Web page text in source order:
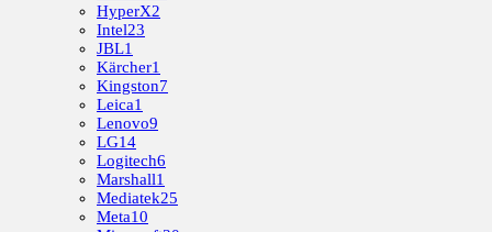
HyperX2
Intel23
JBL1
Kärcher1
Kingston7
Leica1
Lenovo9
LG14
Logitech6
Marshall1
Mediatek25
Meta10